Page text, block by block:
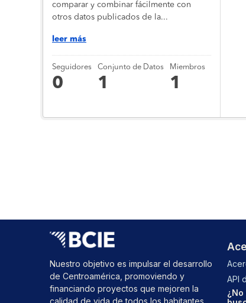
comparar y combinar fácilmente con
otros datos publicados de la...
leer más
Seguidores
0
Conjunto de Datos
1
Miembros
1
Nuestro objetivo es impulsar el desarrollo
de Centroamérica, promoviendo y
financiando proyectos que mejoren la
calidad de vida de todos los habitantes
API